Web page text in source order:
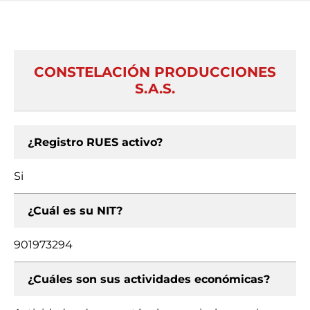
CONSTELACIÓN PRODUCCIONES
S.A.S.
¿Registro RUES activo?
Si
¿Cuál es su NIT?
901973294
¿Cuáles son sus actividades económicas?